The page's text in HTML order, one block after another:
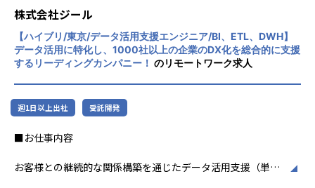
・顧客と「共に事業を創る」経験ができる
-単発案件ではなく、中長期視点で顧客のビジネス成長に
関与できます。
・大手企業の意思決定層と直接対峙できる
・裁量の大きいアカウント経営に近い役割
で関われます。
-データ領域の専門開発は不要。PM・ビジネス視点を活か
ズに応えるため、私たちは「プロフェッショ
ナルサービスの大衆化」をミッションとして
掲げております。高い専門性を持った技術
力、深い経験から得られた多様性のある高度
な分析力をハイクオリティ＆ローコストで提
供することで、企業の競争優位確保に貢献す
ることを私たちは使命としております。
員全員が燃える会社」を目指しています。理
株式会社ジール
【ハイブリ/東京/データ活用支援エンジニア/BI、ETL、DWH】
データ活用に特化し、1000社以上の企業のDX化を総合的に支援
するリーディングカンパニー！ のリモートワーク求人
週1日以上出社 受託開発
■お仕事内容
お客様との継続的な関係構築を通じたデータ活用支援（単発